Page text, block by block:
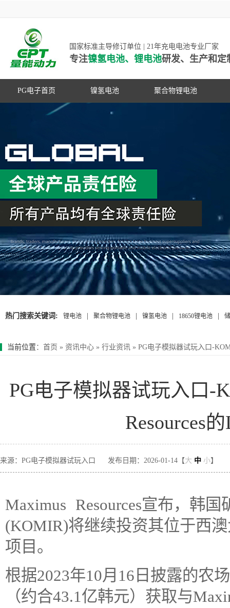
国家标准主导修订单位 | 21年充电电池专业厂家
专注镍氢电池、锂电池研发、生产和定
PG电子首页 镍氢电池 聚合物锂电池
高容量镍氢电池
超低自放电镍氢电池
动力镍氢电池
常规镍氢电池
PG游戏官网是镍氢电池国家标准主导
修订单位，并参与多项锂电池行业国
家标准的制定
热门搜索关键词: 锂电池 聚合物锂电池 镍氢电池 18650锂电池
当前位置 ： 首页 » 资讯中心 » 行业资讯 » PG电子模拟器试玩入口-
PG电子模拟器试玩入口-
Resources
来源：PG电子模拟器试玩入口 发布日期：2026-01-14【大 中 小】
Maximus Resources宣布，韩
(KOMIR)将继续投资其位于西
项目。
根据2023年10月16日披露的农
（约合43.1亿韩元）获取与